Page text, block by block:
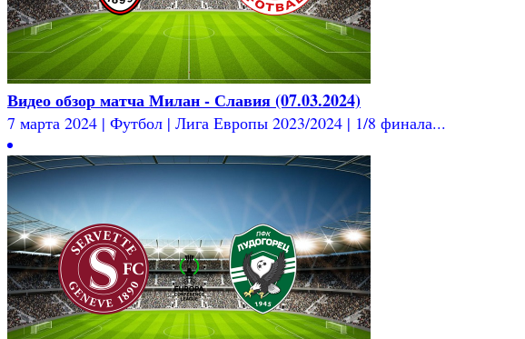
Видео обзор матча Милан - Славия (07.03.2024)
7 марта 2024 | Футбол | Лига Европы 2023/2024 | 1/8 финала...